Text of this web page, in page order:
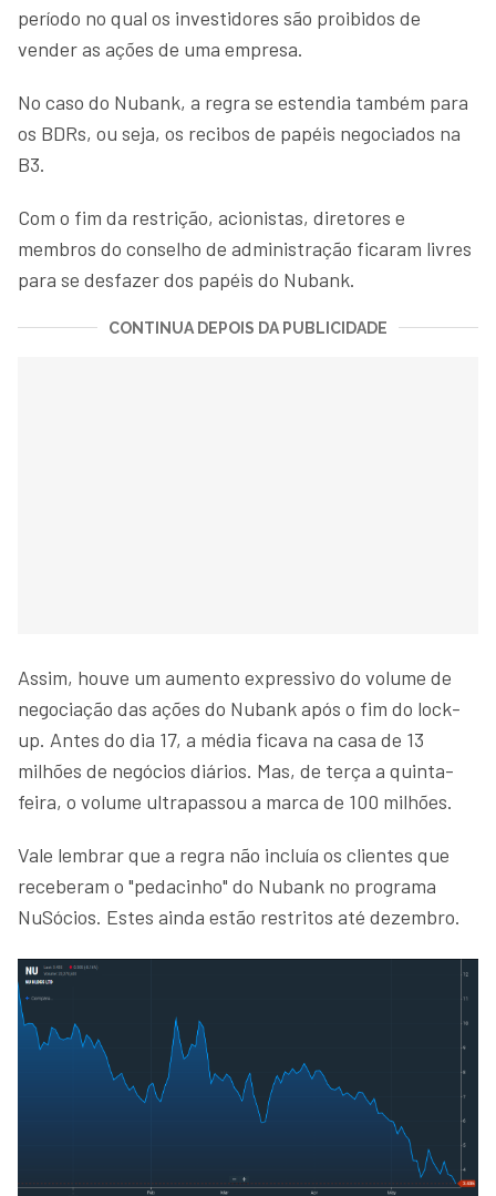
período no qual os investidores são proibidos de
vender as ações de uma empresa.
No caso do Nubank, a regra se estendia também para
os BDRs, ou seja, os recibos de papéis negociados na
B3.
Com o fim da restrição, acionistas, diretores e
membros do conselho de administração ficaram livres
para se desfazer dos papéis do Nubank.
CONTINUA DEPOIS DA PUBLICIDADE
Assim, houve um aumento expressivo do volume de
negociação das ações do Nubank após o fim do lock-
up. Antes do dia 17, a média ficava na casa de 13
milhões de negócios diários. Mas, de terça a quinta-
feira, o volume ultrapassou a marca de 100 milhões.
Vale lembrar que a regra não incluía os clientes que
receberam o "pedacinho" do Nubank no programa
NuSócios. Estes ainda estão restritos até dezembro.